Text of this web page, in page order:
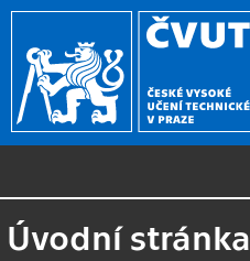
Úvodní stránka